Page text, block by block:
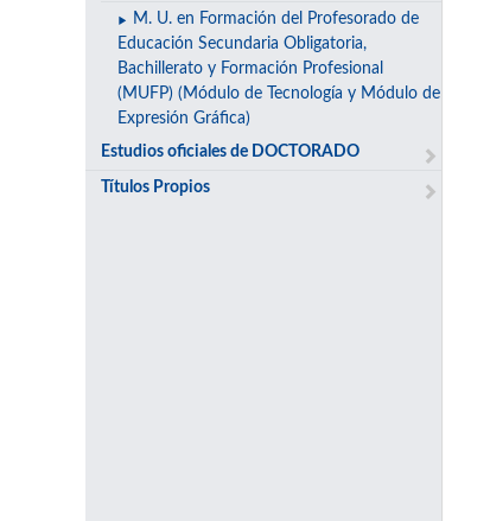
M. U. en Formación del Profesorado de
Educación Secundaria Obligatoria,
Bachillerato y Formación Profesional
(MUFP) (Módulo de Tecnología y Módulo de
Expresión Gráfica)
Estudios oficiales de DOCTORADO
Títulos Propios